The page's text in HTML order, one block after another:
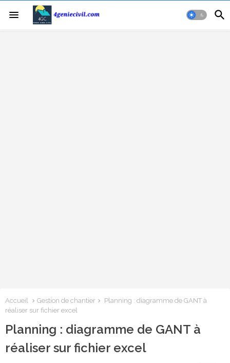
Accueil Gestion de chantier
Planning : diagramme de GANT à
réaliser sur fichier excel
Planning : diagramme de GANT à
réaliser sur fichier excel